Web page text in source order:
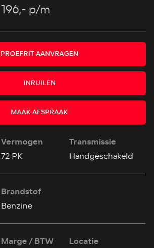
p/m
PROEFRIT AANVRAGEN
INRUILEN
MAAK AFSPRAAK
Vermogen
72 PK
Transmissie
Handgeschakeld
Brandstof
Benzine
Marge / BTW Locatie